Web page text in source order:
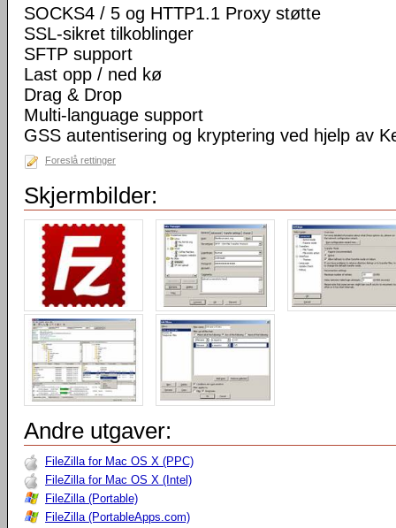
SOCKS4 / 5 og HTTP1.1 Proxy støtte
SSL-sikret tilkoblinger
SFTP support
Last opp / ned kø
Drag & Drop
Multi-language support
GSS autentisering og kryptering ved hjelp av
Foreslå rettinger
Skjermbilder:
Andre utgaver:
FileZilla for Mac OS X (PPC)
FileZilla for Mac OS X (Intel)
FileZilla (Portable)
FileZilla (PortableApps.com)